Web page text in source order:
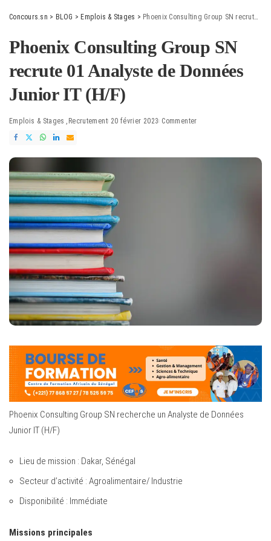
Concours.sn > BLOG > Emplois & Stages > Phoenix Consulting Group SN recrute 01 Analyste de Données Junior IT (H/F)
Phoenix Consulting Group SN
recrute 01 Analyste de Données
Junior IT (H/F)
Emplois & Stages Recrutement 20 février 2023 Commenter
Phoenix Consulting Group SN recherche un Analyste de Données
Junior IT (H/F)
Lieu de mission : Dakar, Sénégal
Secteur d’activité : Agroalimentaire/ Industrie
Disponibilité : Immédiate
Missions principales